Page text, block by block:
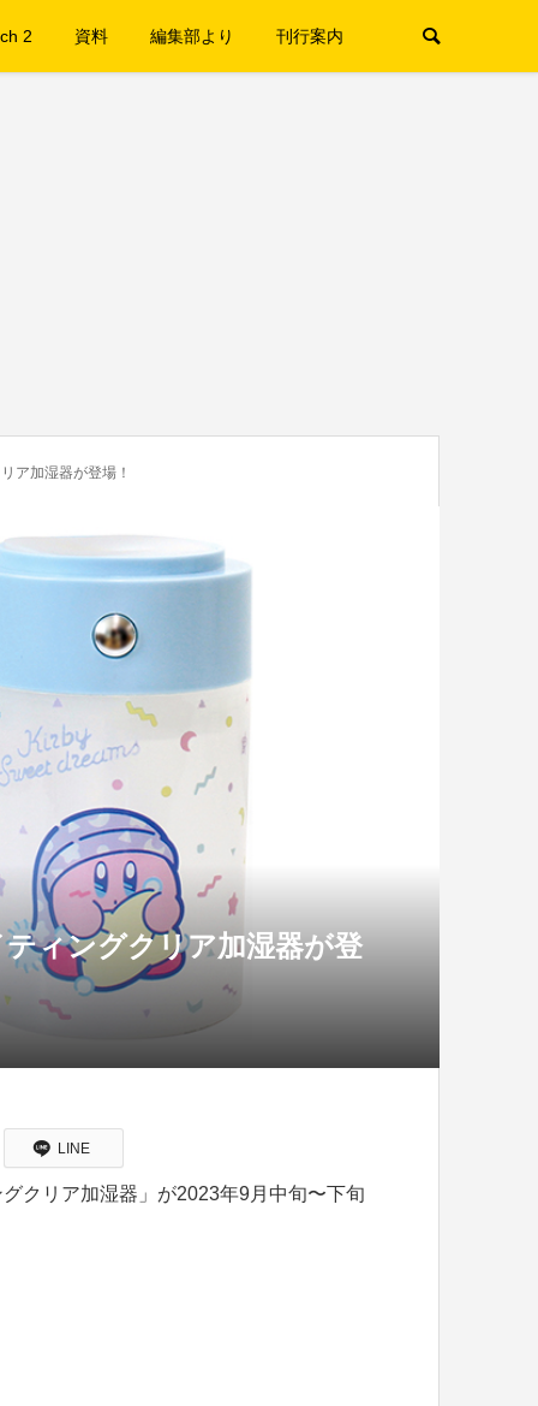
2 資料 編集部より 刊行案内
ア加湿器が登場！
ィングクリア加湿器が登
LINE
クリア加湿器」が2023年9月中旬〜下旬